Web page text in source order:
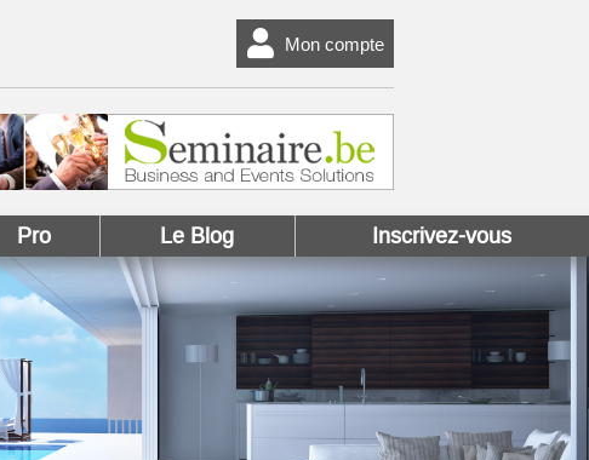
Mon compte
Pro Le Blog Inscrivez-vous